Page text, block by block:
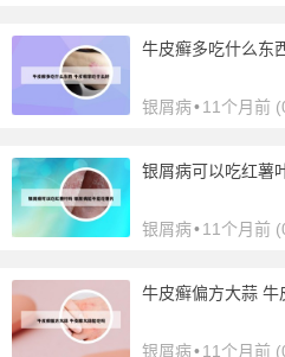
牛皮癣多吃什么东
银屑病•11个月前
银屑病可以吃红薯
银屑病•11个月前
牛皮癣偏方大蒜 牛
银屑病•11个月前